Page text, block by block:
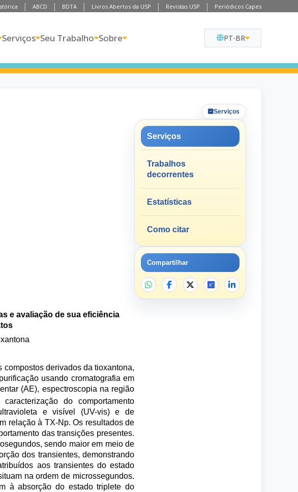
ABCD BDTA Livros Abertos da USP Revistas USP Periódicos Capes
Serviços Seu Trabalho Sobre PT-BR
e avaliação de sua eficiência
compostos derivados da tioxantona,
usando cromatografia em
(AE), espectroscopia na região
do comportamento
e visível (UV-vis) e de
relação à TX-Np. Os resultados de
das transições presentes.
sendo maior em meio de
dos transientes, demonstrando
aos transientes do estado
na ordem de microssegundos.
à absorção do estado triplete do
Serviços
Serviços
Trabalhos
decorrentes
Estatísticas
Como citar
Compartilhar